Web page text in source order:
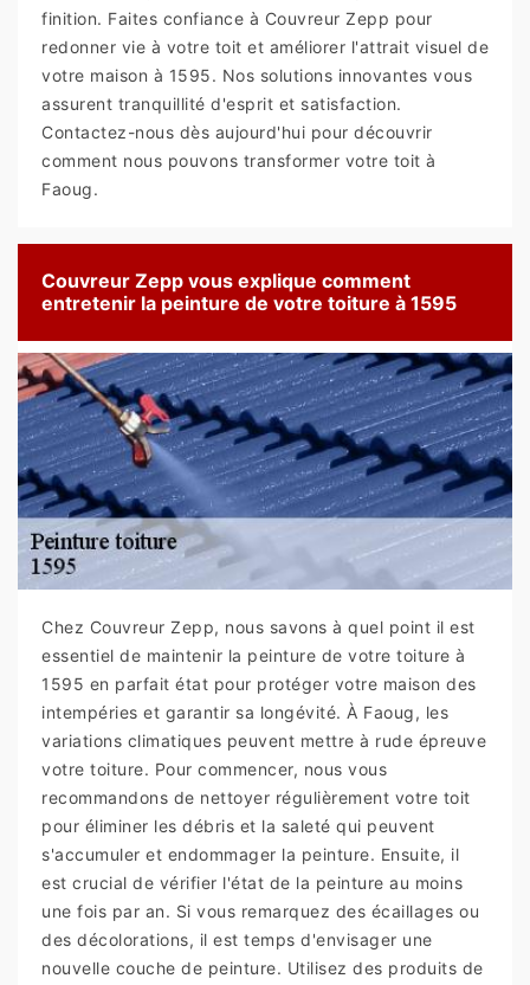
finition. Faites confiance à Couvreur Zepp pour
redonner vie à votre toit et améliorer l'attrait visuel de
votre maison à 1595. Nos solutions innovantes vous
assurent tranquillité d'esprit et satisfaction.
Contactez-nous dès aujourd'hui pour découvrir
comment nous pouvons transformer votre toit à
Faoug.
Couvreur Zepp vous explique comment
entretenir la peinture de votre toiture à 1595
Chez Couvreur Zepp, nous savons à quel point il est
essentiel de maintenir la peinture de votre toiture à
1595 en parfait état pour protéger votre maison des
intempéries et garantir sa longévité. À Faoug, les
variations climatiques peuvent mettre à rude épreuve
votre toiture. Pour commencer, nous vous
recommandons de nettoyer régulièrement votre toit
pour éliminer les débris et la saleté qui peuvent
s'accumuler et endommager la peinture. Ensuite, il
est crucial de vérifier l'état de la peinture au moins
une fois par an. Si vous remarquez des écaillages ou
des décolorations, il est temps d'envisager une
nouvelle couche de peinture. Utilisez des produits de